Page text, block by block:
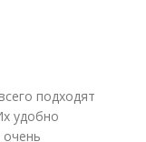
подходят
удобно
очень